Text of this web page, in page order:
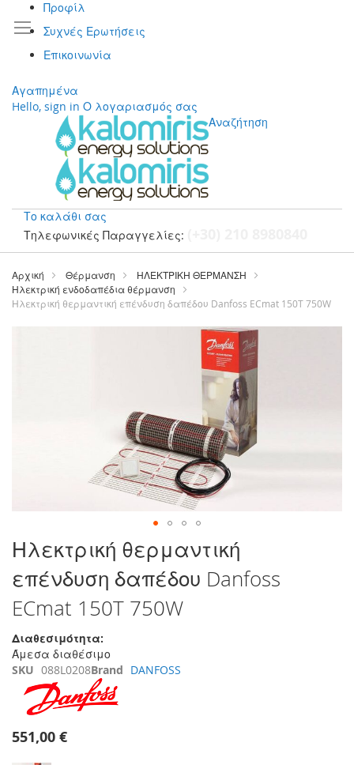
Προφίλ
Συχνές Ερωτήσεις
Επικοινωνία
Αγαπημένα
Hello, sign in Ο λογαριασμός σας
Αναζήτηση
Το καλάθι σας
Τηλεφωνικές Παραγγελίες:
Μετάβαση
περιεχόμενο
Αρχική Θέρμανση
ΗΛΕΚΤΡΙΚΗ ΘΕΡΜΑΝΣΗ
Ηλεκτρική ενδοδαπέδια θέρμανση
Ηλεκτρική θερμαντική επένδυση δαπέδου Danfoss ECmat 150T 750W
Μετάβαση
στην
αρχή
της
συλλογής
εικόνων
Ηλεκτρική θερμαντική
επένδυση δαπέδου Danfoss
ECmat 150T 750W
Διαθεσιμότητα:
Άμεσα διαθέσιμο
SKU 088L0208Brand DANFOSS
551,00 €